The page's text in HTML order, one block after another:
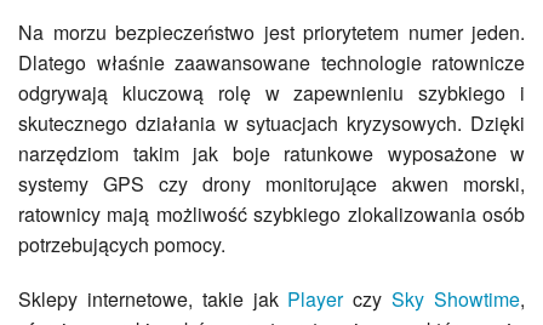
Na morzu bezpieczeństwo jest priorytetem numer jeden.
Dlatego właśnie zaawansowane technologie ratownicze
odgrywają kluczową rolę w zapewnieniu szybkiego i
skutecznego działania w sytuacjach kryzysowych. Dzięki
narzędziom takim jak boje ratunkowe wyposażone w
systemy GPS czy drony monitorujące akwen morski,
ratownicy mają możliwość szybkiego zlokalizowania osób
potrzebujących pomocy.
Sklepy internetowe, takie jak PlayerczySky Showtime,